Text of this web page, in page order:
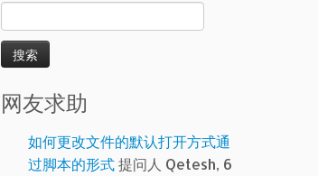
索：
网友求助
如何更改文件的默认打开方式通
过脚本的形式提问人 Qetesh, 6